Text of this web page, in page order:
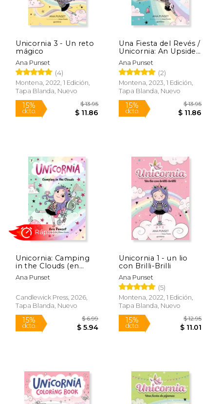
15% 15%
Unicornia 3 - Un reto
mágico
Ana Punset
(4)
Montena, 2022, 1 Edición,
Tapa Blanda, Nuevo
15%
Una Fiesta del Revés /
Unicornia: An Upside-
Down Party
Ana Punset
(2)
Montena, 2023, 1 Edición,
Tapa Blanda, Nuevo
15%
Unicornia: Camping
in the Clouds (en
Inglés)
Ana Punset
Candlewick Press, 2026,
Tapa Blanda, Nuevo
Unicornia 1 - un lio
con Brilli-Brilli
Ana Punset
(5)
Montena, 2022, 1 Edición,
Tapa Blanda, Nuevo